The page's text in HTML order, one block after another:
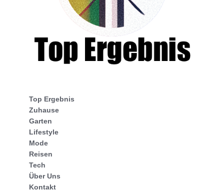
Top Ergebnis
Zuhause
Garten
Lifestyle
Mode
Reisen
Tech
Über Uns
Kontakt